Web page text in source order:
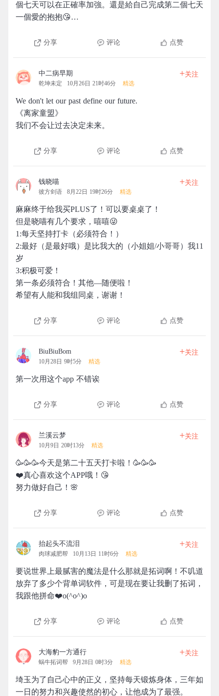
個七天可以在正確率加強。還是給自己完成第二個七天
一個愛的抱抱😘…
分享 评论 点赞
中二病早期
乾坤未定 10月26日 21时46分 精选
+关注
We don't let our past define our future.
《离家童盟》
我们不会让过去决定未来。
分享 评论 点赞
钱晓喵
彼方剑语 8月22日 19时26分 精选
+关注
麻麻终于给我买PLUS了！可以要桌桌了！
但是晓喵有几个要求，嘻嘻😜
1:每天坚持打卡（必须符合！）
2:最好（是最好哦）是比我大的（小姐姐/小哥哥）我11
岁
3:积极可爱！
第一条必须符合！其他—随便啦！
希望有人能和我组同桌，谢谢！
分享 评论 点赞
BiuBiuBom
10月28日 9时5分 精选
+关注
第一次用这个app 不错诶
分享 评论 点赞
兰溪云梦
10月9日 20时13分 精选
+关注
🥳🥳🥳今天是第二十五天打卡啦！🥳🥳🥳
❤️真心喜欢这个APP哦！😘
努力做好自己！🌸
分享 评论 点赞
抬起头不流泪
肉球减肥帮 10月13日 11时6分 精选
+关注
要说世界上最腻害的魔法是什么那就是拓词啊！不叽道
放弃了多少个背单词软件，可是现在要让我删了拓词，
我跟他拼命❤️o(^o^)o
分享 评论 点赞
大海豹一方通行
蜗牛拓词帮 9月28日 0时3分 精选
+关注
埼玉为了自己心中的正义，坚持每天锻炼身体，三年如
一日的努力和兴趣使然的初心，让他成为了最强。